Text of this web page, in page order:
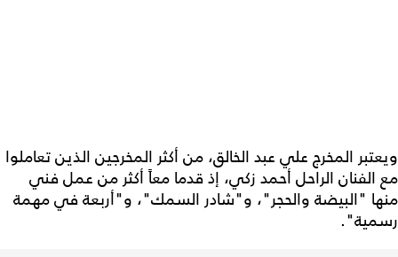
ويعتبر المخرج علي عبد الخالق، من أكثر المخرجين الذين تعاملوا
مع الفنان الراحل أحمد زكي، إذ قدما معاً أكثر من عمل فني
منها "البيضة والحجر"، و"شادر السمك"، و"أربعة في مهمة
رسمية".